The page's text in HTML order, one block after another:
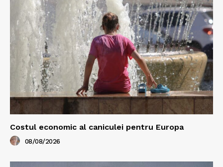
Costul economic al caniculei pentru Europa
08/08/2026